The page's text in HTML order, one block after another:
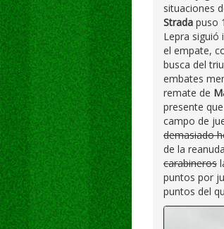
situaciones
Strada puso
Lepra siguió
el empate,
busca del
embates
remate de
presente
campo de
demasiado
de la
carabineros
puntos por
puntos del